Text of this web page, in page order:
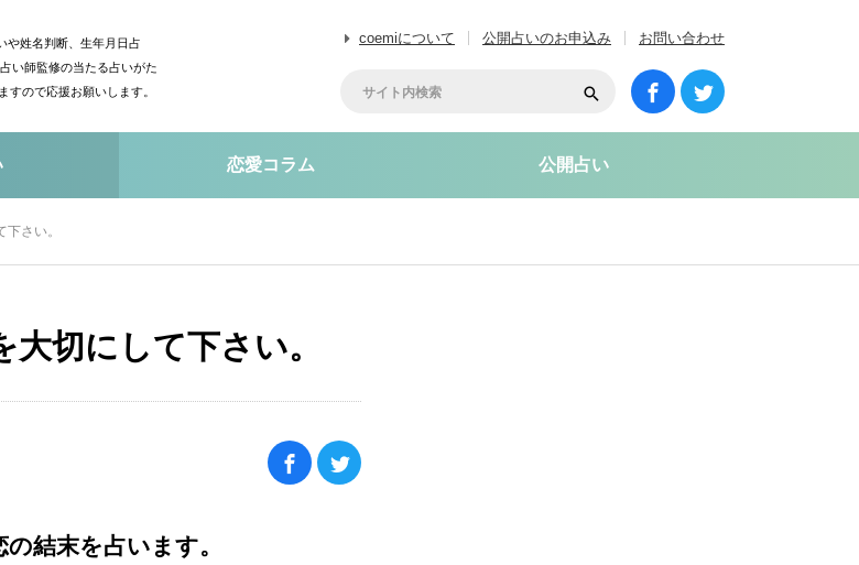
や姓名判断、生年月日占
い師監修の当たる占いがた
すので応援お願いします。
coemiについて 公開占いのお申込み お問い合わせ
恋愛コラム 公開占い
さい。
切にして下さい。
結末を占います。